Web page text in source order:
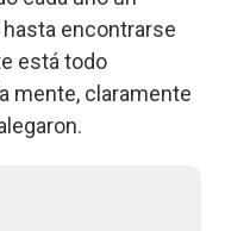
encontrarse
está todo
mente, claramente